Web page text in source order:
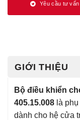
Yêu cầu tư vấn
GIỚI THIỆU
Bộ điều khiển
405.15.008 là
dành cho hệ cửa